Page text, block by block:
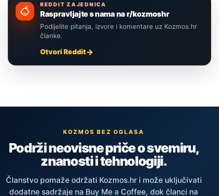
REDDIT ZAJEDNICA
Raspravljajte s nama na r/kozmoshr
Podijelite pitanja, izvore i komentare uz Kozmos.hr
članke.
Otvori Reddit
KOZMOS BEZ OGLASA
Podrži neovisne priče o svemiru,
znanosti i tehnologiji.
Članstvo pomaže održati Kozmos.hr i može uključivati
dodatne sadržaje na Buy Me a Coffee, dok članci na